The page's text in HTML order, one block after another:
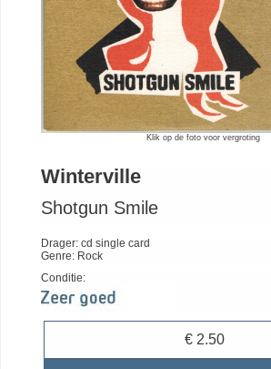
Klik op de foto voor vergroting
Winterville
Shotgun Smile
Drager: cd single card
Genre: Rock
Conditie:
€ 2.50